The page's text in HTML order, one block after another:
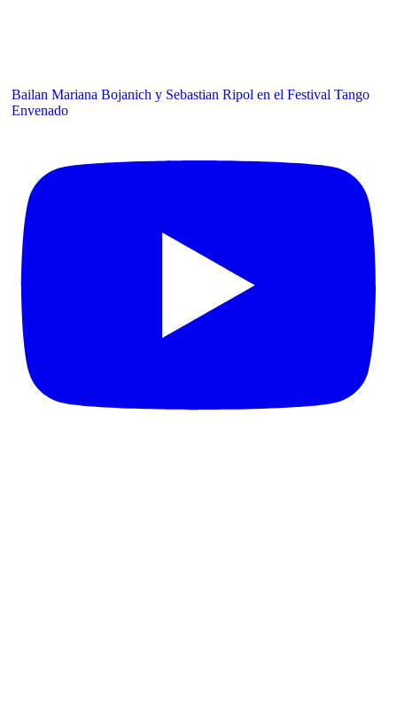
Bailan Mariana Bojanich y Sebastian Ripol en el Festival Tango
Envenado